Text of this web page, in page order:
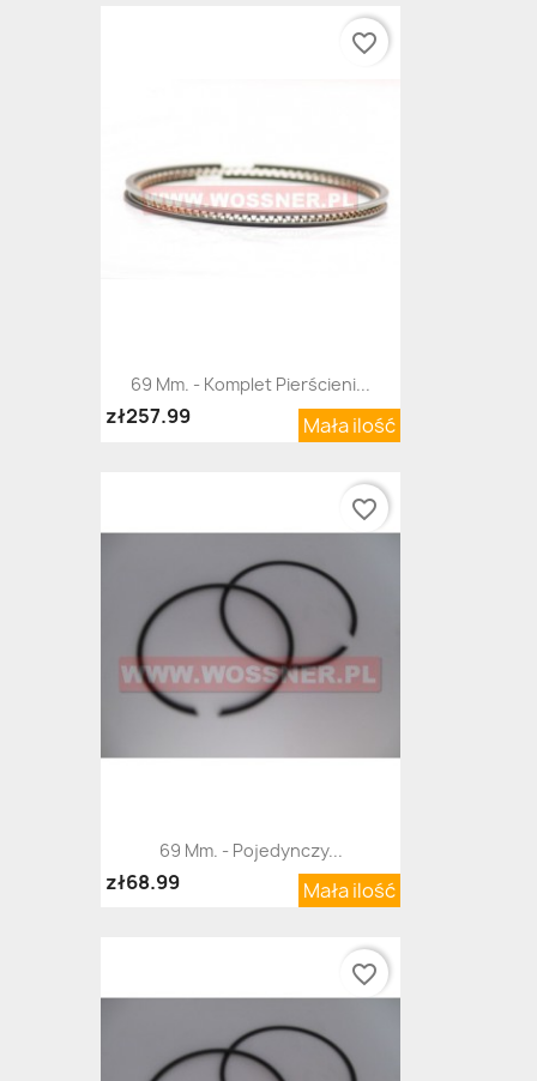
69 Mm. - Komplet Pierścieni...
Mała ilość
zł257.99
favorite_border
69 Mm. - Pojedynczy...
Mała ilość
zł68.99
favorite_border
favorite_border